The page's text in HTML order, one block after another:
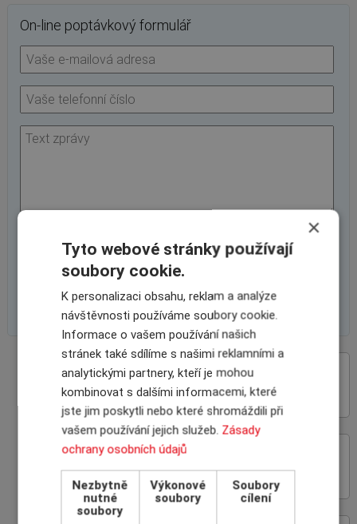
On-line poptávkový formulář
VÝHODY SPOLUPRÁCE
S INSCOM
ON-LINE ROZHRANÍ
POJIŠŤOVEN
×
Tyto webové stránky používají
soubory cookie.
K personalizaci obsahu, reklam a analýze
návštěvnosti používáme soubory cookie.
Informace o vašem používání našich
stránek také sdílíme s našimi reklamními a
analytickými partnery, kteří je mohou
kombinovat s dalšími informacemi, které
jste jim poskytli nebo které shromáždili při
vašem používání jejich služeb. Zásady
ochrany osobních údajů
Nezbytně
nutné
soubory
Výkonové
soubory
Soubory
cílení